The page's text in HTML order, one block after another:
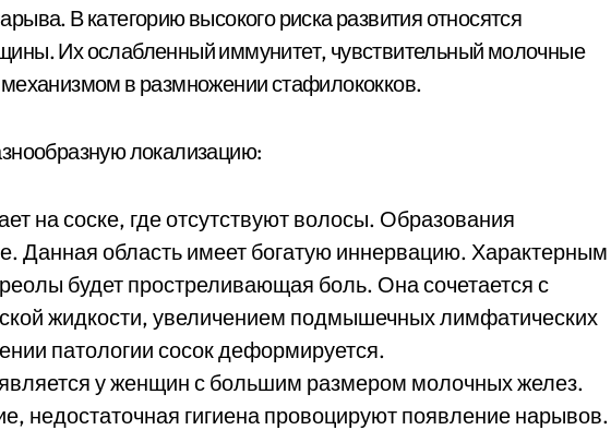
В категорию высокого риска развития относятся
Их ослабленный иммунитет, чувствительный молочные
в размножении стафилококков.
локализацию:
на соске, где отсутствуют волосы. Образования
Данная область имеет богатую иннервацию. Характерным
будет простреливающая боль. Она сочетается с
жидкости, увеличением подмышечных лимфатических
патологии сосок деформируется.
у женщин с большим размером молочных желез.
недостаточная гигиена провоцируют появление нарывов.